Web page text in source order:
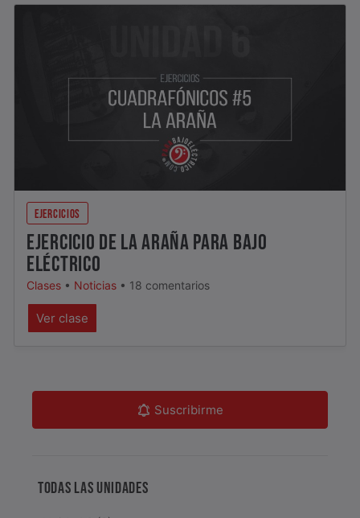
EJERCICIOS
EJERCICIO DE LA ARAÑA PARA BAJO
ELÉCTRICO
Clases • Noticias • 18 comentarios
Ver clase
Suscribirme
TODAS LAS UNIDADES